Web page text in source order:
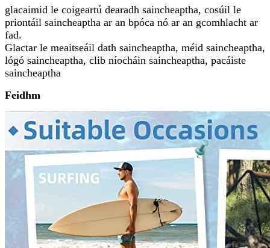
glacaimid le coigeartú dearadh saincheaptha, cosúil le
priontáil saincheaptha ar an bpóca nó ar an gcomhlacht ar
fad.
Glactar le meaitseáil dath saincheaptha, méid saincheaptha,
lógó saincheaptha, clib níocháin saincheaptha, pacáiste
saincheaptha
Feidhm